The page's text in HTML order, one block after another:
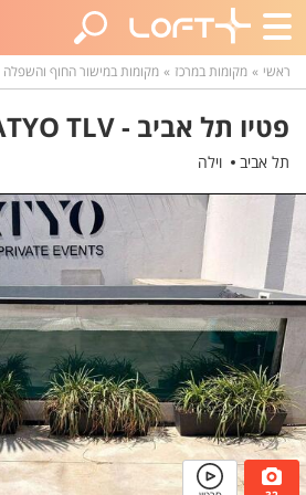
ראשי מקומות במרכז מקומות במישור החוף והשפלה
פטיו תל אביב - PATYO TLV
תל אביב וילה